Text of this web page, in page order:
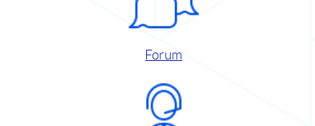
Forum